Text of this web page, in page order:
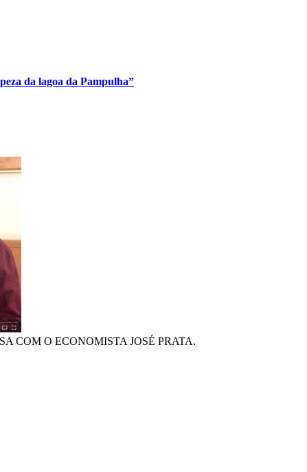
da lagoa da Pampulha”
COM O ECONOMISTA JOSÉ PRATA.